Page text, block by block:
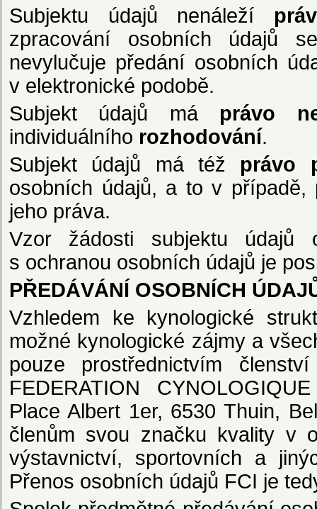
Subjektu údajů nenáleží
zpracování osobních údajů
nevylučuje předání osobních
v elektronické podobě.
Subjekt údajů má právo
individuálního rozhodování.
Subjekt údajů má též právo
osobních údajů, a to v případě,
jeho práva.
Vzor žádosti subjektu údajů
s ochranou osobních údajů je
PŘEDÁVÁNÍ OSOBNÍCH
Vzhledem ke kynologické
možné kynologické zájmy a
pouze prostřednictvím
FEDERATION
Place Albert 1er, 6530 Thuin,
členům svou značku kvality v
výstavnictví, sportovních a
Přenos osobních údajů FCI je